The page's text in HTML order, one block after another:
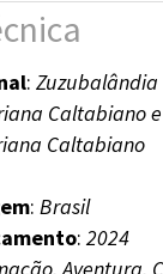
: Zuzubalândia
Caltabiano
Caltabiano
: Brasil
: 2024